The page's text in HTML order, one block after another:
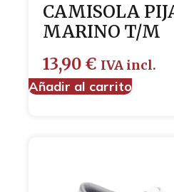
CAMISOLA
MARINO T/M
13,90 € IVA incl.
Añadir al carrito